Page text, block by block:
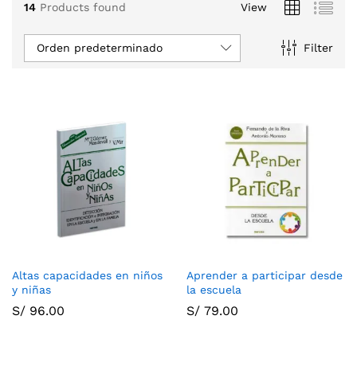
14 Products found View
Filter
Orden predeterminado
Altas capacidades en niños
y niñas
S/ 96.00
Aprender a participar desde
la escuela
S/ 79.00